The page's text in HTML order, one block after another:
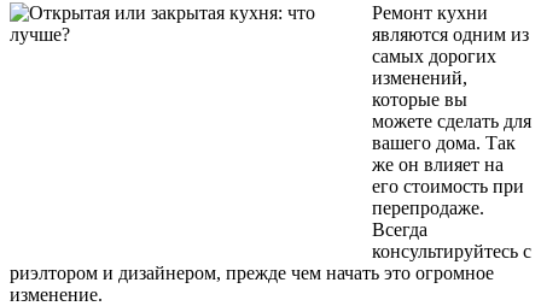
Ремонт кухни
являются одним из
самых дорогих
изменений,
которые вы
можете сделать для
вашего дома. Так
же он влияет на
его стоимость при
перепродаже.
Всегда
консультируйтесь с
риэлтором и дизайнером, прежде чем начать это огромное
изменение.